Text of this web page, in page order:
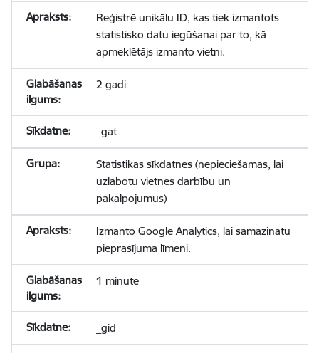
Reģistrē unikālu ID, kas tiek izmantots
statistisko datu iegūšanai par to, kā
apmeklētājs izmanto vietni.
2 gadi
_gat
Statistikas sīkdatnes (nepieciešamas, lai
uzlabotu vietnes darbību un
pakalpojumus)
Izmanto Google Analytics, lai samazinātu
pieprasījuma līmeni.
1 minūte
_gid